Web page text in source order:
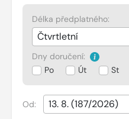
Délka předplatného:
Dny doručení:
Po
Út St
Od: